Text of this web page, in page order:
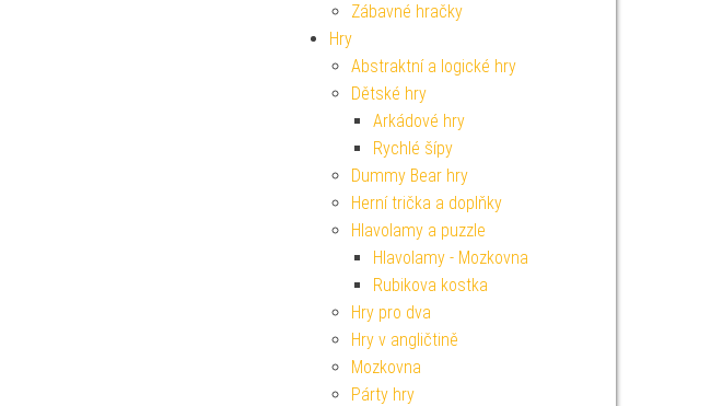
Zábavné hračky
Hry
Abstraktní a logické hry
Dětské hry
Arkádové hry
Rychlé šípy
Dummy Bear hry
Herní trička a doplňky
Hlavolamy a puzzle
Hlavolamy - Mozkovna
Rubikova kostka
Hry pro dva
Hry v angličtině
Mozkovna
Párty hry